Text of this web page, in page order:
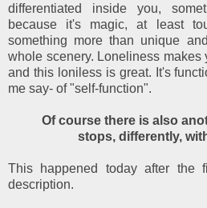
differentiated inside you,
because it's magic, at least
something more than unique
whole scenery. Loneliness
and this loniless is great. It's
me say- of "self-function".
Of course there is also
stops, differently,
This happened today after the
description.